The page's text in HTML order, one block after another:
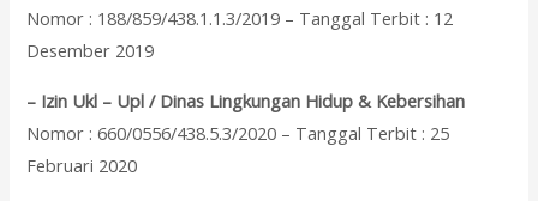
Nomor : 188/859/438.1.1.3/2019 – Tanggal Terbit : 12
Desember 2019
– Izin Ukl – Upl / Dinas Lingkungan Hidup & Kebersihan
Nomor : 660/0556/438.5.3/2020 – Tanggal Terbit : 25
Februari 2020